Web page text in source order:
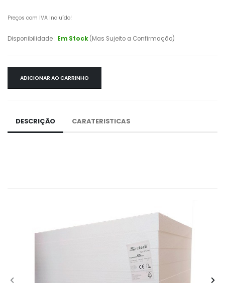
Preços com IVA Incluído!
Disponibilidade : Em Stock(Mas Sujeito a Confirmação)
ADICIONAR AO CARRINHO
DESCRIÇÃO CARATERISTICAS